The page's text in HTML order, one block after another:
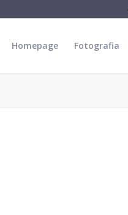
Homepage Fotografia